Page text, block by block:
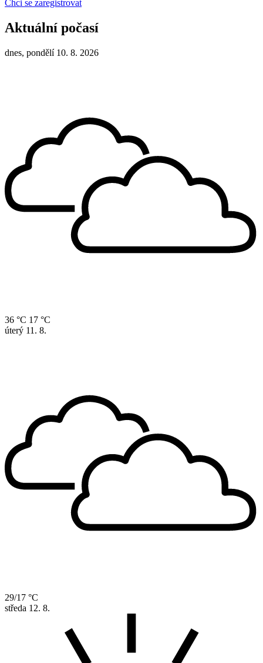
Chci se zaregistrovat
Aktuální počasí
dnes, pondělí 10. 8. 2026
36 °C 17 °C
úterý 11. 8.
29/17 °C
středa 12. 8.